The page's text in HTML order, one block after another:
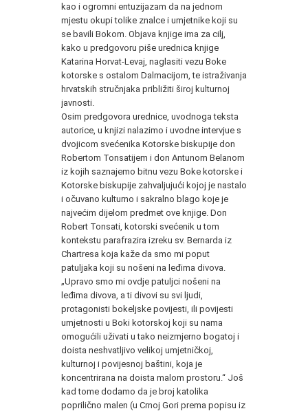
kao i ogromni entuzijazam da na jednom
mjestu okupi tolike znalce i umjetnike koji su
se bavili Bokom. Objava knjige ima za cilj,
kako u predgovoru piše urednica knjige
Katarina Horvat-Levaj, naglasiti vezu Boke
kotorske s ostalom Dalmacijom, te istraživanja
hrvatskih stručnjaka približiti široj kulturnoj
javnosti.
Osim predgovora urednice, uvodnoga teksta
autorice, u knjizi nalazimo i uvodne intervjue s
dvojicom svećenika Kotorske biskupije don
Robertom Tonsatijem i don Antunom Belanom
iz kojih saznajemo bitnu vezu Boke kotorske i
Kotorske biskupije zahvaljujući kojoj je nastalo
i očuvano kulturno i sakralno blago koje je
najvećim dijelom predmet ove knjige. Don
Robert Tonsati, kotorski svećenik u tom
kontekstu parafrazira izreku sv. Bernarda iz
Chartresa koja kaže da smo mi poput
patuljaka koji su nošeni na leđima divova.
„Upravo smo mi ovdje patuljci nošeni na
leđima divova, a ti divovi su svi ljudi,
protagonisti bokeljske povijesti, ili povijesti
umjetnosti u Boki kotorskoj koji su nama
omogućili uživati u tako neizmjerno bogatoj i
doista neshvatljivo velikoj umjetničkoj,
kulturnoj i povijesnoj baštini, koja je
koncentrirana na doista malom prostoru.“ Još
kad tome dodamo da je broj katolika
poprilično malen (u Crnoj Gori prema popisu iz